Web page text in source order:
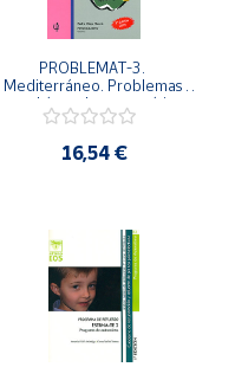
PROBLEMAT-3.
Mediterráneo. Problemas
para el área de matemáticas.
3º Educación Primaria.
16,54 €